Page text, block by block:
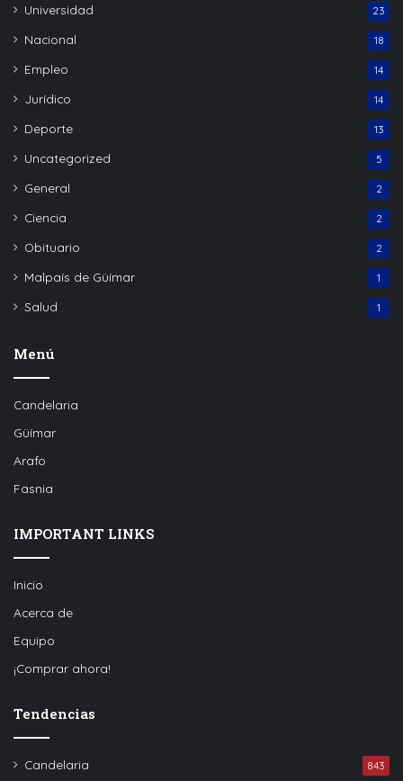
Universidad 23
Nacional 18
Empleo 14
Jurídico 14
Deporte 13
Uncategorized 5
General 2
Ciencia 2
Obituario 2
Malpaís de Güímar 1
Salud 1
Menú
Candelaria
Güímar
Arafo
Fasnia
IMPORTANT LINKS
Inicio
Acerca de
Equipo
¡Comprar ahora!
Tendencias
Candelaria 843